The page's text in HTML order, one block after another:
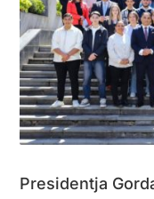
Presidentja